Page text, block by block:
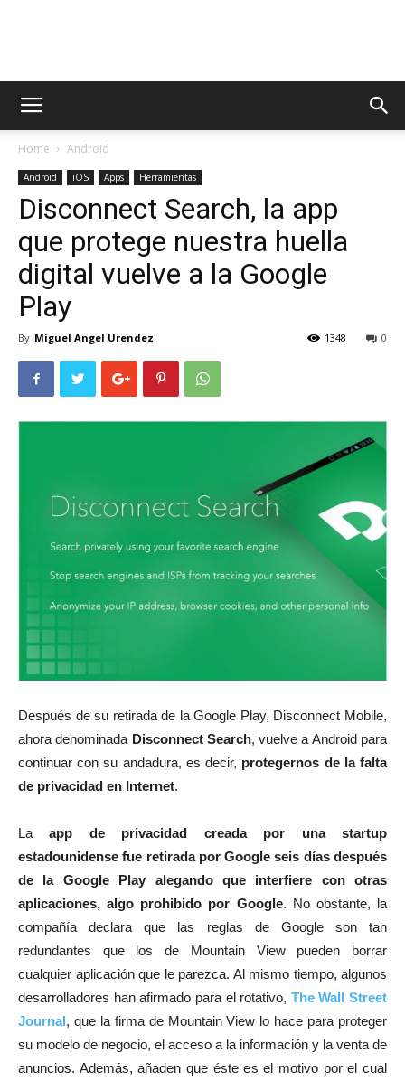
AppsTonic
Home Android
Android iOS Apps Herramientas
Disconnect Search, la app
que protege nuestra huella
digital vuelve a la Google
Play
By Miguel Angel Urendez 0
1348
Después de su retirada de la Google Play, Disconnect Mobile,
ahora denominada Disconnect Search, vuelve a Android para
continuar con su andadura, es decir, protegernos de la falta
de privacidad en Internet.
Laapp de privacidad creada por una startup
estadounidense fue retirada por Google seis días después
de la Google Play alegando que interfiere con otras
aplicaciones, algo prohibido por Google. No obstante, la
compañía declara que las reglas de Google son tan
redundantes que los de Mountain View pueden borrar
cualquier aplicación que le parezca. Al mismo tiempo, algunos
desarrolladores han afirmado para el rotativo, The Wall Street
Journal, que la firma de Mountain View lo hace para proteger
su modelo de negocio, el acceso a la información y la venta de
anuncios. Además, añaden que éste es el motivo por el cual